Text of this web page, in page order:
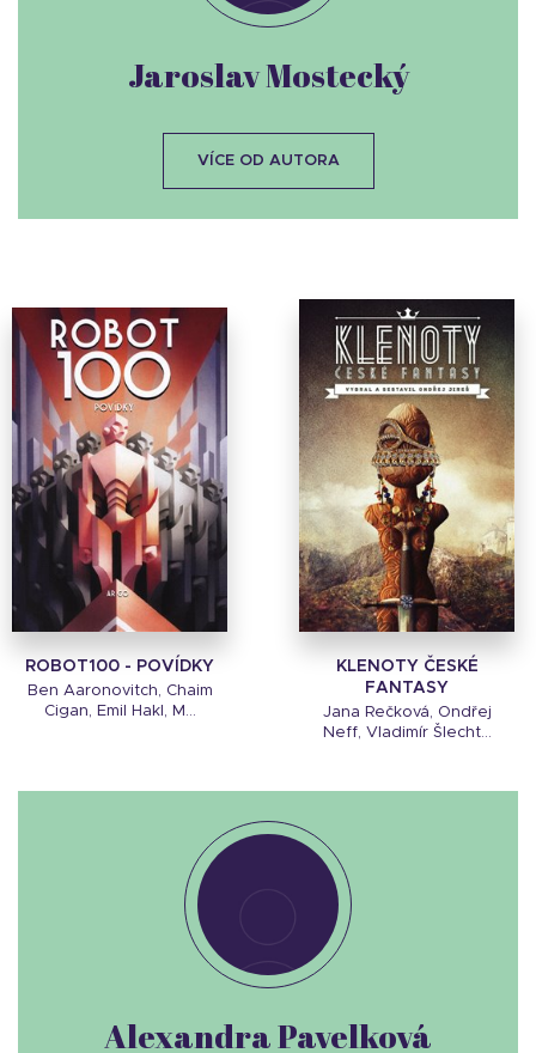
ROBOT100 - POVÍDKY
Ben Aaronovitch, Chaim
Cigan, Emil Hakl, M...
KLENOTY ČESKÉ
FANTASY
Jana Rečková, Ondřej
Neff, Vladimír Šlecht...
Jaroslav Mostecký
VÍCE OD AUTORA
Alexandra Pavelková